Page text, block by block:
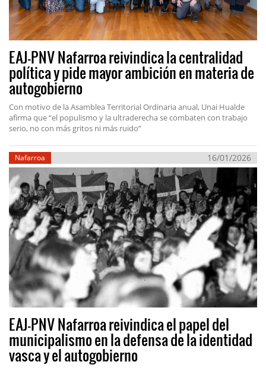
EAJ-PNV Nafarroa reivindica la centralidad
política y pide mayor ambición en materia de
autogobierno
Con motivo de la Asamblea Territorial Ordinaria anual, Unai Hualde
afirma que “el populismo y la ultraderecha se combaten con trabajo
serio, no con más gritos ni más ruido”
Nafarroa 16/01/2026
EAJ-PNV Nafarroa reivindica el papel del
municipalismo en la defensa de la identidad
vasca y el autogobierno